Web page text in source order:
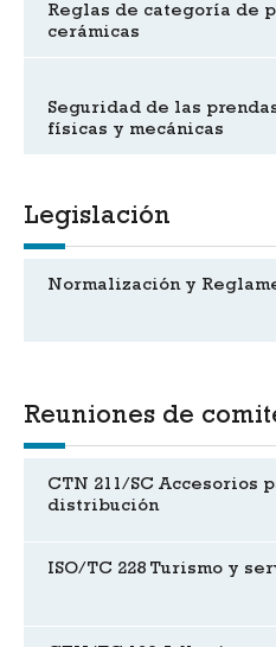
Reglas de categoría de
cerámicas
Seguridad de las
físicas y mecánicas
Legislación
Normalización y
Reuniones de
CTN 211/SC Accesorios
distribución
ISO/TC 228 Turismo y